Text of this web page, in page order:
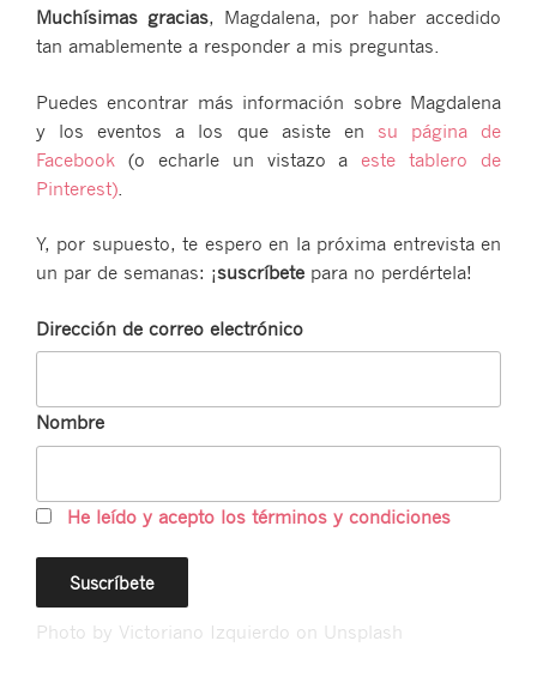
Muchísimas gracias, Magdalena, por haber accedido
tan amablemente a responder a mis preguntas.
Puedes encontrar más información sobre Magdalena
y los eventos a los que asiste en su página de
Facebook (o echarle un vistazo a este tablero de
Pinterest)
Y, por supuesto, te espero en la próxima entrevista en
un par de semanas: ¡suscríbete para no perdértela!
Dirección de correo electrónico
Nombre
He leído y acepto los términos y condiciones
Photo by Victoriano Izquierdo on Unsplash